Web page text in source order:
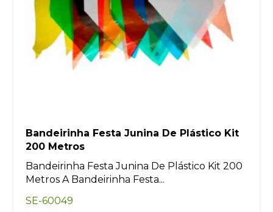
Bandeirinha Festa Junina De Plástico Kit
200 Metros
Bandeirinha Festa Junina De Plástico Kit 200
Metros A Bandeirinha Festa...
SE-60049